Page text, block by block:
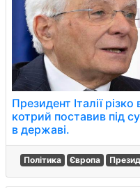
Президент Італії
котрий поставив під
в державі.
Політика Європа